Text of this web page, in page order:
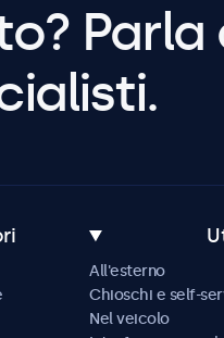
Parla
All'esterno
Chioschi e self-
Nel veicolo